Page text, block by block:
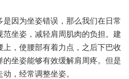
是因为坐姿错误，那么我们在日常
坐姿，减轻肩周肌肉的负担。建
，使腰部有着力点，之后下巴收
的坐姿能够有效缓解肩周疼。但是
，经常调整坐姿。